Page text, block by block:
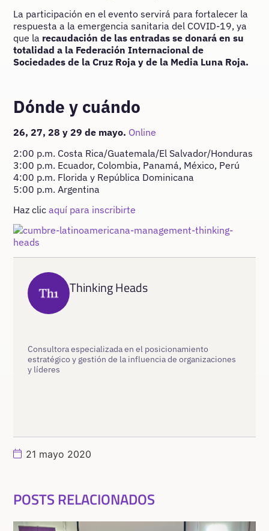
La participación en el evento servirá para fortalecer la
respuesta a la emergencia sanitaria del COVID-19, ya
que la recaudación de las entradas se donará en su
totalidad a la Federación Internacional de
Sociedades de la Cruz Roja y de la Media Luna Roja.
Dónde y cuándo
26, 27, 28 y 29 de mayo. Online
2:00 p.m. Costa Rica/Guatemala/El Salvador/Honduras
3:00 p.m. Ecuador, Colombia, Panamá, México, Perú
4:00 p.m. Florida y República Dominicana
5:00 p.m. Argentina
Haz clicaquí para inscribirte
Thinking Heads
Consultora especializada en el posicionamiento
estratégico y gestión de la influencia de organizaciones
y líderes
21 mayo 2020
POSTS RELACIONADOS